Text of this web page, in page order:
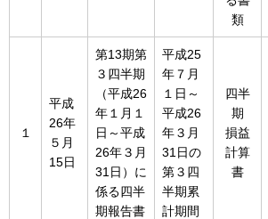
類
１
平成
26年
５月
15日
第13期第
３四半期
（平成26
年１月１
日～平成
26年３月
31日）に
係る四半
期報告書
平成25
年７月
１日～
平成26
年３月
31日の
第３四
半期累
計期間
四半
期
損益
計算
書